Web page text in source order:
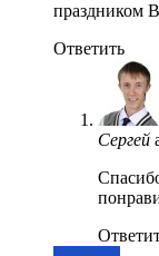
праздником
Ответить
Сергей